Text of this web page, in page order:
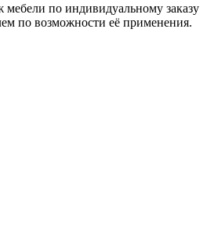
по индивидуальному заказу
по возможности её применения.